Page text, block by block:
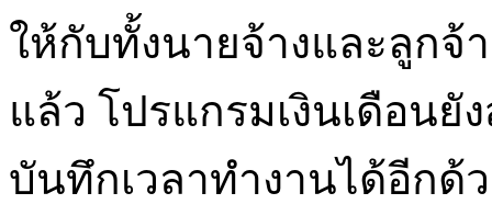
ให้กับทั้งนายจ้างและลูกจ้
แล้ว โปรแกรมเงินเดือนยั
บันทึกเวลาทำงานได้อีกด้